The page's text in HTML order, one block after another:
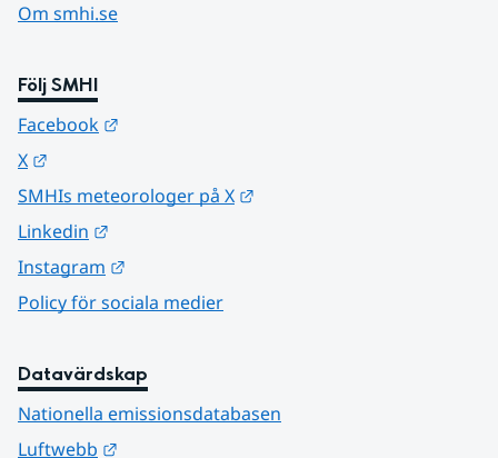
Om smhi.se
Följ SMHI
Facebook
X
SMHIs meteorologer på X
Linkedin
Instagram
Policy för sociala medier
Datavärdskap
Nationella emissionsdatabasen
Luftwebb